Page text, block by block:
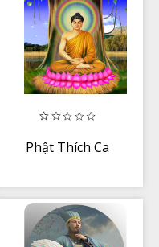
Phật Thích Ca